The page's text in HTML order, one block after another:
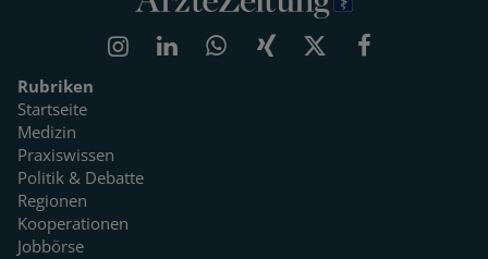
Rubriken
Startseite
Medizin
Praxiswissen
Politik & Debatte
Regionen
Kooperationen
Jobbörse